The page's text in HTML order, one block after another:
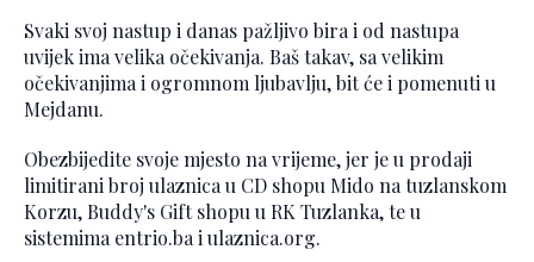
Svaki svoj nastup i danas pažljivo bira i od nastupa
uvijek ima velika očekivanja. Baš takav, sa velikim
očekivanjima i ogromnom ljubavlju, bit će i pomenuti u
Mejdanu.
Obezbijedite svoje mjesto na vrijeme, jer je u prodaji
limitirani broj ulaznica u CD shopu Mido na tuzlanskom
Korzu, Buddy's Gift shopu u RK Tuzlanka, te u
sistemima entrio.ba i ulaznica.org.